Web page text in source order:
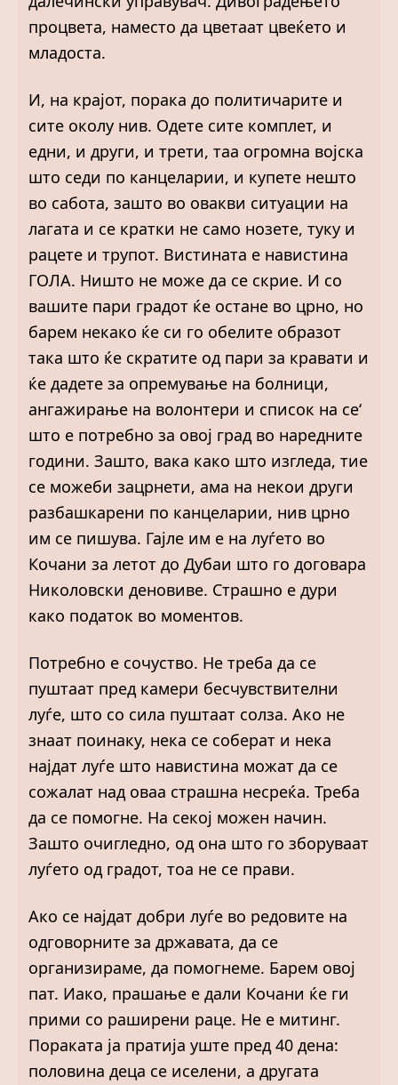
процвета, наместо да цветаат цвеќето и
младоста.
И, на крајот, порака до политичарите и
сите околу нив. Одете сите комплет, и
едни, и други, и трети, таа огромна војска
што седи по канцеларии, и купете нешто
во сабота, зашто во овакви ситуации на
лагата и се кратки не само нозете, туку и
рацете и трупот. Вистината е навистина
ГОЛА. Ништо не може да се скрие. И со
вашите пари градот ќе остане во црно, но
барем некако ќе си го обелите образот
така што ќе скратите од пари за кравати и
ќе дадете за опремување на болници,
ангажирање на волонтери и список на се‘
што е потребно за овој град во наредните
години. Зашто, вака како што изгледа, тие
се можеби зацрнети, ама на некои други
разбашкарени по канцеларии, нив црно
им се пишува. Гајле им е на луѓето во
Кочани за летот до Дубaи што го договара
Николовски деновиве. Страшно е дури
како податок во моментов.
Потребно е сочуство. Не треба да се
пуштаат пред камери бесчувствителни
луѓе, што со сила пуштаат солза. Ако не
знаат поинаку, нека се соберат и нека
најдат луѓе што навистина можат да се
сожалат над оваа страшна несреќа. Треба
да се помогне. На секој можен начин.
Зашто очигледно, од она што го зборуваат
луѓето од градот, тоа не се прави.
Ако се најдат добри луѓе во редовите на
одговорните за државата, да се
организираме, да помогнеме. Барем овој
пат. Иако, прашање е дали Кочани ќе ги
прими со раширени раце. Не е митинг.
Пораката ја пратија уште пред 40 дена:
половина деца се иселени, а другата